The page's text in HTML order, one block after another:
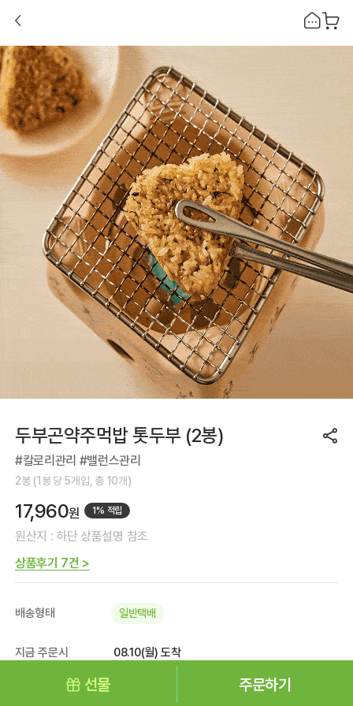
두부곤약주먹밥 톳두부 (2봉)
#칼로리관리 #밸런스관리
2봉 (1봉 당 5개입, 총 10개)
17,960원 1% 적립
원산지 : 하단 상품설명 참조
상품후기 7건 >
배송형태 일반택배
지금 주문시
08.10(월) 도착
* 로그인 시 정확한 배송일자를 확인하실 수 있습
선물 주문하기